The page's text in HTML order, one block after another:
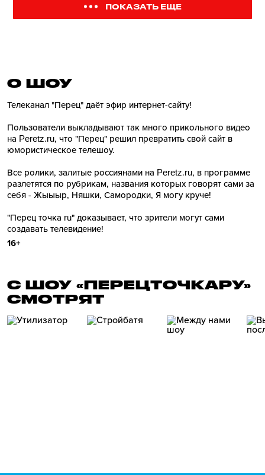
ПОКАЗАТЬ ЕЩЕ
О ШОУ
Телеканал "Перец" даёт эфир интернет-сайту!
Пользователи выкладывают так много прикольного видео
на Peretz.ru, что "Перец" решил превратить свой сайт в
юмористическое телешоу.
Все ролики, залитые россиянами на Peretz.ru, в программе
разлетятся по рубрикам, названия которых говорят сами за
себя - Жыыыр, Няшки, Самородки, Я могу круче!
"Перец точка ru" доказывает, что зрители могут сами
создавать телевидение!
16+
С ШОУ «ПЕРЕЦТОЧКАРУ»
СМОТРЯТ